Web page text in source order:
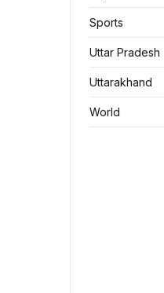
Sports
Uttar Pradesh
Uttarakhand
World